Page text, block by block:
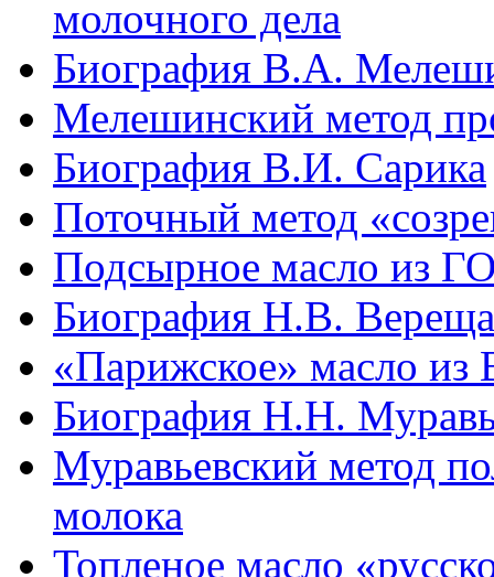
молочного дела
Биография В.А.
Мелешинский метод
Биография В.И. Сарика
Поточный метод
Подсырное масло из
Биография Н.В.
«Парижское» масло из
Биография Н.Н.
Муравьевский метод
молока
Топленое масло